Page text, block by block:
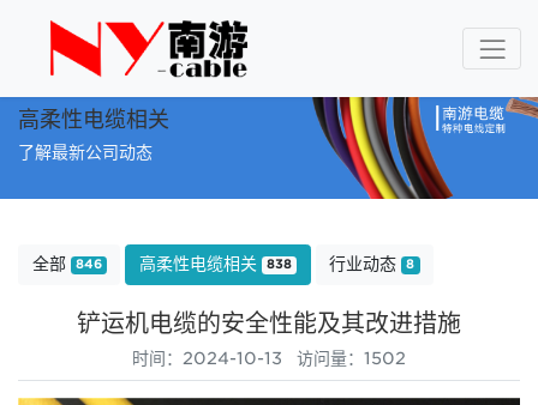
高柔性电缆相关
了解最新公司动态
全部 846 高柔性电缆相关 838 行业动态 8
铲运机电缆的安全性能及其改进措施
时间：2024-10-13 访问量：1502